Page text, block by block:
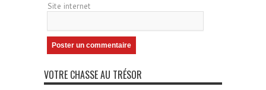
Site internet
VOTRE CHASSE AU TRÉSOR